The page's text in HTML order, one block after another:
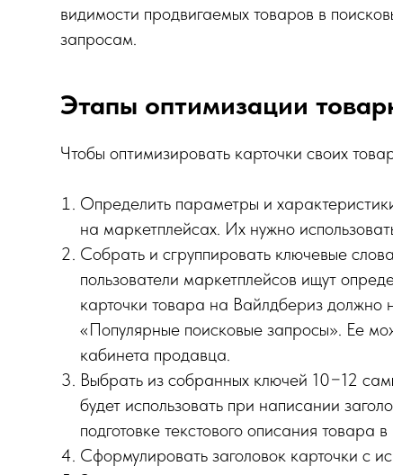
видимости продвигаемых товаров в
запросам.
Этапы оптимизации
Чтобы оптимизировать карточки своих
Определить параметры и
на маркетплейсах. Их нужно
Собрать и сгруппировать ключевые
пользователи маркетплейсов ищут
карточки товара на Вайлдбериз
«Популярные поисковые запросы». Ее
кабинета продавца.
Выбрать из собранных ключей 10−12
будет использовать при написании
подготовке текстового описания товара в
Сформулировать заголовок карточки с